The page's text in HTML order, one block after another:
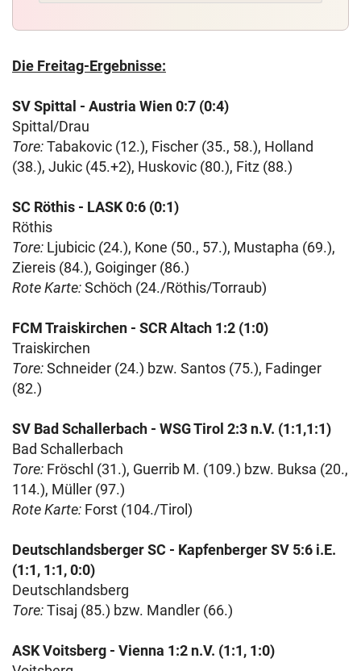
Die Freitag-Ergebnisse:
SV Spittal - Austria Wien 0:7 (0:4)
Spittal/Drau
Tore:Tabakovic (12.), Fischer (35., 58.), Holland
(38.), Jukic (45.+2), Huskovic (80.), Fitz (88.)
SC Röthis - LASK 0:6 (0:1)
Röthis
Tore: Ljubicic (24.), Kone (50., 57.), Mustapha (69.),
Ziereis (84.), Goiginger (86.)
Rote Karte:Schöch (24./Röthis/Torraub)
FCM Traiskirchen - SCR Altach 1:2 (1:0)
Traiskirchen
Tore:Schneider (24.) bzw. Santos (75.), Fadinger
(82.)
SV Bad Schallerbach - WSG Tirol 2:3 n.V. (1:1,1:1)
Bad Schallerbach
Tore: Fröschl (31.), Guerrib M. (109.) bzw. Buksa (20.,
114.), Müller (97.)
Rote Karte: Forst (104./Tirol)
Deutschlandsberger SC - Kapfenberger SV 5:6 i.E.
(1:1, 1:1, 0:0)
Deutschlandsberg
Tore:Tisaj (85.) bzw. Mandler (66.)
ASK Voitsberg - Vienna 1:2 n.V. (1:1, 1:0)